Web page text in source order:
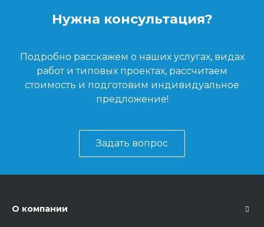
Нужна консультация?
Подробно расскажем о наших услугах, видах
работ и типовых проектах, рассчитаем
стоимость и подготовим индивидуальное
предложение!
Задать вопрос
О компании